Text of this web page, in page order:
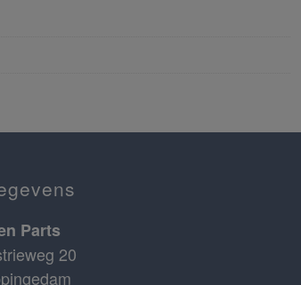
Parts
20